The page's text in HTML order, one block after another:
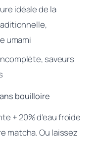
idéale de la
umami
saveurs
bouilloire
+ 20% d’eau froide
matcha. Ou laissez